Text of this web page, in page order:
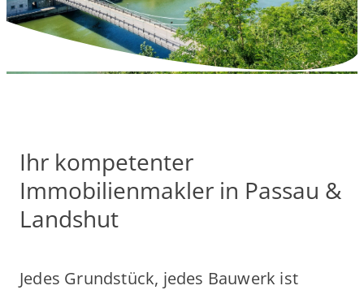
Ihr kompetenter
Immobilienmakler in Passau &
Landshut
Jedes Grundstück, jedes Bauwerk ist